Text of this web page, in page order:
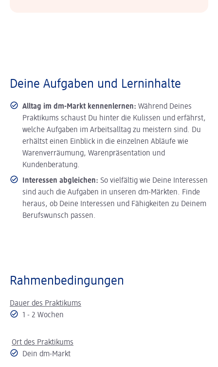
Deine Aufgaben und Lerninhalte
Alltag im dm-Markt kennenlernen: Während Deines
Praktikums schaust Du hinter die Kulissen und erfährst,
welche Aufgaben im Arbeitsalltag zu meistern sind. Du
erhältst einen Einblick in die einzelnen Abläufe wie
Warenverräumung, Warenpräsentation und
Kundenberatung.
Interessen abgleichen: So vielfältig wie Deine Interessen
sind auch die Aufgaben in unseren dm-Märkten. Finde
heraus, ob Deine Interessen und Fähigkeiten zu Deinem
Berufswunsch passen.
Rahmenbedingungen
Dauer des Praktikums
1 - 2 Wochen
Ort des Praktikums
Dein dm-Markt